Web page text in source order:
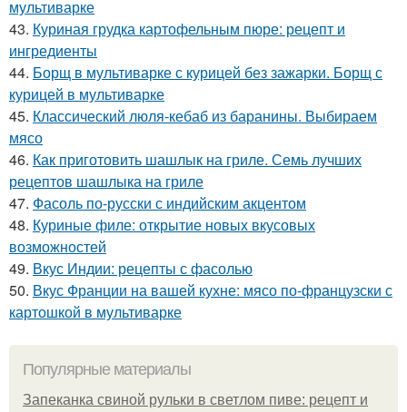
мультиварке
43. Куриная грудка картофельным пюре: рецепт и
ингредиенты
44. Борщ в мультиварке с курицей без зажарки. Борщ с
курицей в мультиварке
45. Классический люля-кебаб из баранины. Выбираем
мясо
46. Как приготовить шашлык на гриле. Семь лучших
рецептов шашлыка на гриле
47. Фасоль по-русски с индийским акцентом
48. Куриные филе: открытие новых вкусовых
возможностей
49. Вкус Индии: рецепты с фасолью
50. Вкус Франции на вашей кухне: мясо по-французски с
картошкой в мультиварке
Популярные материалы
Запеканка свиной рульки в светлом пиве: рецепт и